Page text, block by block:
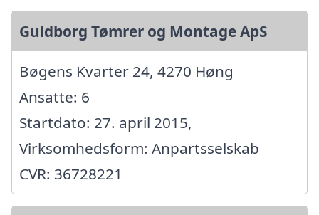
Guldborg Tømrer og Montage ApS
Bøgens Kvarter 24, 4270 Høng
Ansatte: 6
Startdato: 27. april 2015,
Virksomhedsform: Anpartsselskab
CVR: 36728221